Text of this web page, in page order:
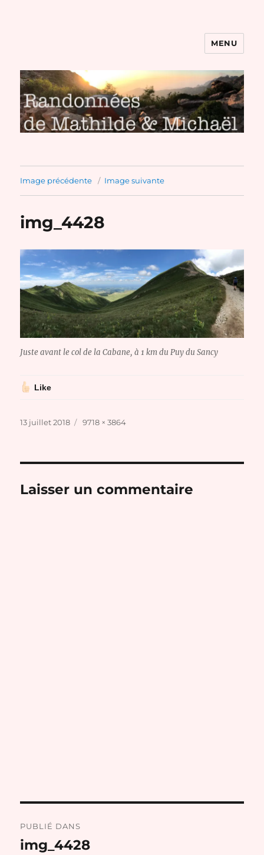
Randonnées de Mathilde et
Michaël
MENU
Image précédente Image suivante
img_4428
Juste avant le col de la Cabane, à 1 km du Puy du Sancy
Like
Publié
13 juillet 2018
Taille
9718 × 3864
Laisser un commentaire
de
PUBLIÉ DANS
img_4428